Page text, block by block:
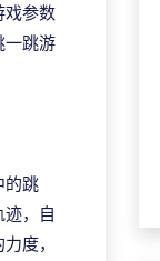
戏参数
一跳游
的跳
，自
度，